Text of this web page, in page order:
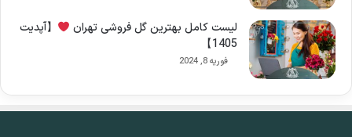
لیست کامل بهترین گل فروشی تهران
【آپدیت
1405】
فوریه 8, 2024